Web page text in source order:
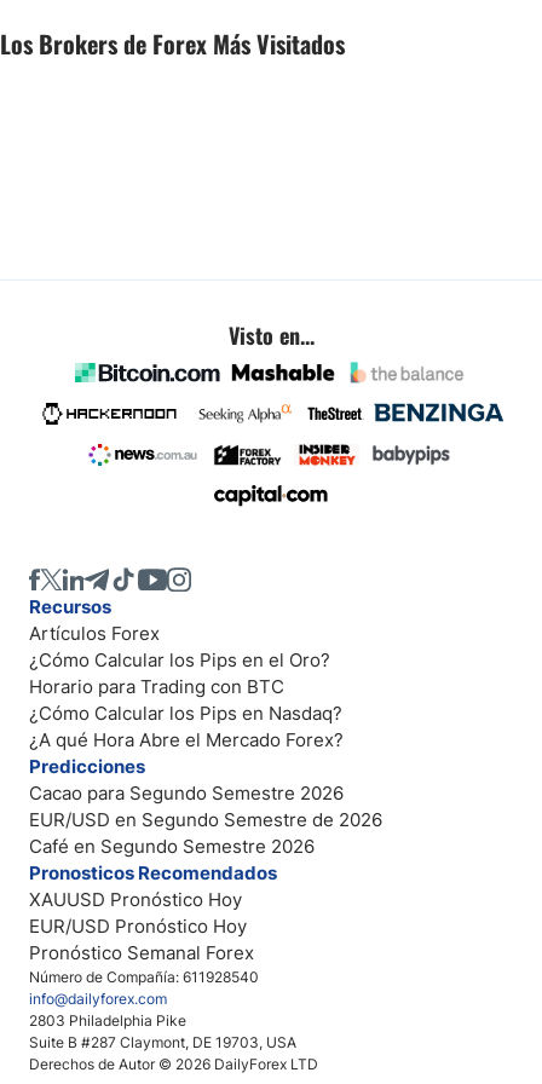
Los Brokers de Forex Más Visitados
Visto en...
Número de Compañía: 611928540
info@dailyforex.com
2803 Philadelphia Pike
Suite B #287 Claymont, DE 19703, USA
Derechos de Autor © 2026 DailyForex LTD
Recursos
Artículos Forex
¿Cómo Calcular los Pips en el Oro?
Horario para Trading con BTC
¿Cómo Calcular los Pips en Nasdaq?
¿A qué Hora Abre el Mercado Forex?
Predicciones
Cacao para Segundo Semestre 2026
EUR/USD en Segundo Semestre de 2026
Café en Segundo Semestre 2026
Pronosticos Recomendados
XAUUSD Pronóstico Hoy
EUR/USD Pronóstico Hoy
Pronóstico Semanal Forex